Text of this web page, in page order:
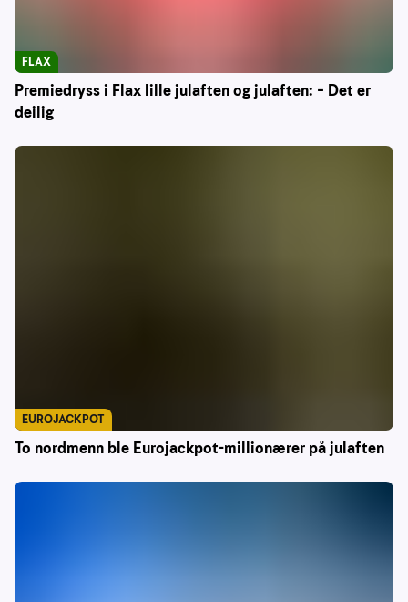
Premiedryss i Flax lille julaften og julaften: – Det er
deilig
FLAX
To nordmenn ble Eurojackpot-millionærer på julaften
EUROJACKPOT